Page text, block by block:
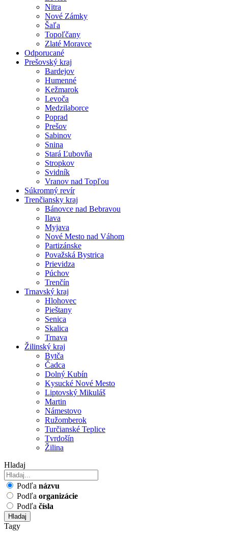
Nitra
Nové Zámky
Šaľa
Topoľčany
Zlaté Moravce
Odporucané
Prešovský kraj
Bardejov
Humenné
Kežmarok
Levoča
Medzilaborce
Poprad
Prešov
Sabinov
Snina
Stará Ľubovňa
Stropkov
Svidník
Vranov nad Topľou
Súkromný revír
Trenčiansky kraj
Bánovce nad Bebravou
Ilava
Myjava
Nové Mesto nad Váhom
Partizánske
Považská Bystrica
Prievidza
Púchov
Trenčín
Trnavský kraj
Hlohovec
Pieštany
Senica
Skalica
Trnava
Žilinský kraj
Bytča
Čadca
Dolný Kubín
Kysucké Nové Mesto
Liptovský Mikuláš
Martin
Námestovo
Ružomberok
Turčianské Teplice
Tvrdošín
Žilina
Hladaj
Podľa názvu
Podľa organizácie
Podľa čísla
Hladaj
Tagy